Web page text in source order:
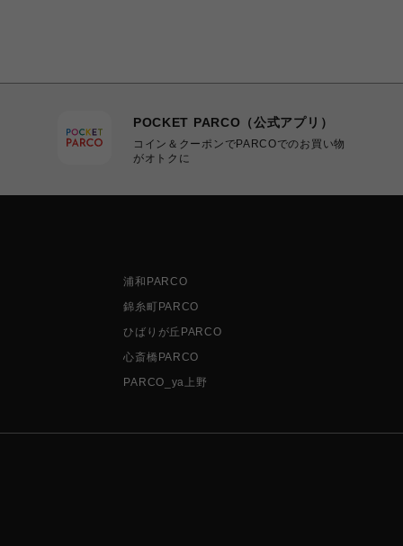
POCKET PARCO（公式アプリ）
コイン＆クーポンでPARCOでのお買い物
がオトクに
浦和PARCO
錦糸町PARCO
ひばりが丘PARCO
心斎橋PARCO
PARCO_ya上野